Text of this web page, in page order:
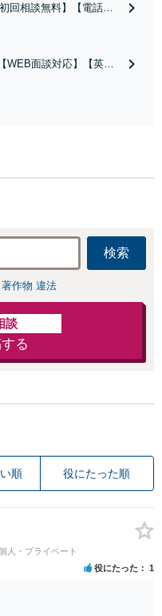
初回相談無料】【電話相
のご要望を把握し、理
な離婚が実現できるよ
【WEB面談対応】【英語
題など人事・労務の対応
検索
著作物 違法
談
る
順 役にたった順
人・プライベート
役にたった 1